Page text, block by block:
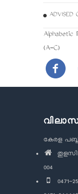
ADVISED
Alphabetic
(A-C)
കേരള
തുളസി
004
0471-